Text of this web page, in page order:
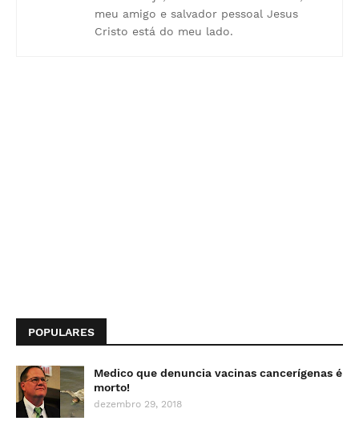
meu amigo e salvador pessoal Jesus
Cristo está do meu lado.
POPULARES
Medico que denuncia vacinas cancerígenas é
morto!
dezembro 29, 2018